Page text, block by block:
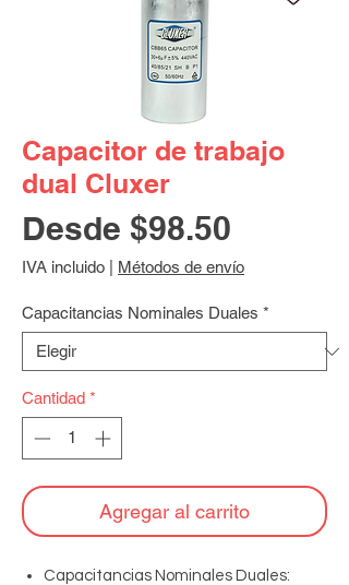
Capacitor de trabajo
dual Cluxer
Desde $98.50
de
oferta
IVA incluido Métodos de envío
Capacitancias Nominales Duales *
Cantidad *
Agregar al carrito
Capacitancias Nominales Duales: